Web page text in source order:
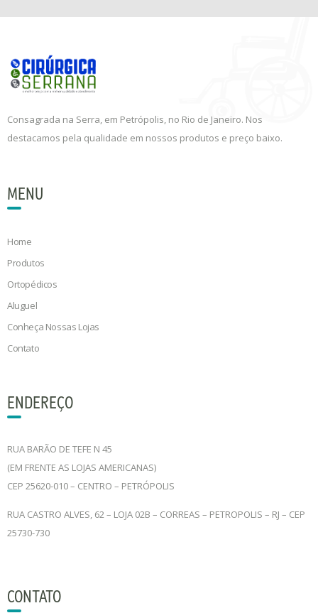
Consagrada na Serra, em Petrópolis, no Rio de Janeiro. Nos
destacamos pela qualidade em nossos produtos e preço baixo.
MENU
Home
Produtos
Ortopédicos
Aluguel
Conheça Nossas Lojas
Contato
ENDEREÇO
RUA BARÃO DE TEFE N 45
(EM FRENTE AS LOJAS AMERICANAS)
CEP 25620-010 – CENTRO – PETRÓPOLIS
RUA CASTRO ALVES, 62 – LOJA 02B – CORREAS – PETROPOLIS – RJ – CEP
25730-730
CONTATO